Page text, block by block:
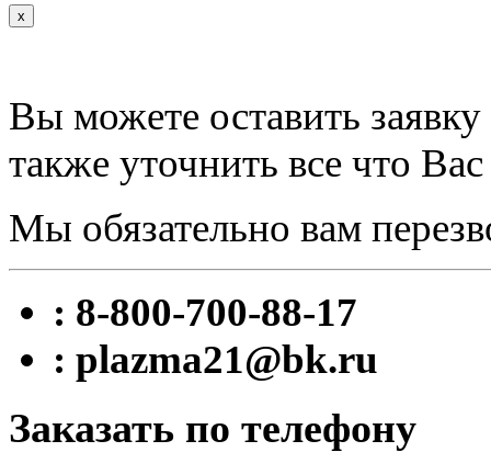
x
Вы можете оставить
также уточнить все что Вас
Мы обязательно вам
: 8-800-700-88-17
: plazma21@bk.ru
Заказать по телефону